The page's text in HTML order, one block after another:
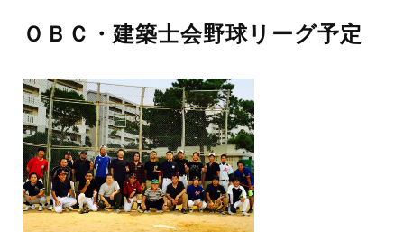
ＯＢＣ・建築士会野球リーグ予定